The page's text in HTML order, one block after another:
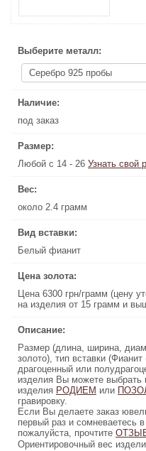
Выберите металл:
Наличие:
под заказ
Размер:
Любой с 14 - 26 Узнать свой
Вес:
около 2.4 грамм
Вид вставки:
Белый фианит
Цена золота:
Цена 6300 грн/грамм (цену
на изделия от 15 грамм и
Описание:
Размер (длина, ширина,
золото), тип вставки
драгоценный или
изделия Вы можете выбрать
изделия РОДИЕМ или
гравировку.
Если Вы делаете заказ
первый раз и сомневаетесь
пожалуйста, прочтите
Ориентировочный вес
Цена 6300 грн/грамм (цену
на изделия от 15
Размер (длина,
золото), тип вставки
драгоценный или
изделия Вы можете
, так же можно сделать
Если Вы делаете заказ
первый раз и
Ориентировочный вес